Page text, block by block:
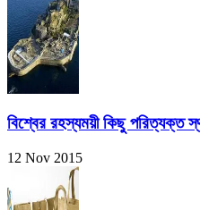
বিশ্বের রহস্যময়ী কিছু পরিত্যক্ত
12 Nov 2015